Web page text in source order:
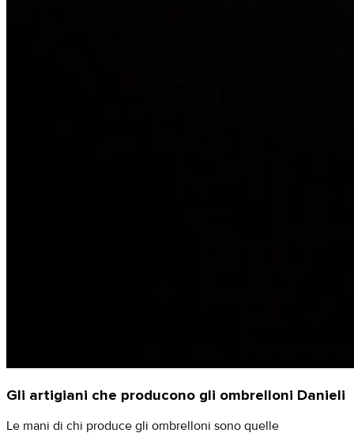
Gli artigiani che producono gli ombrelloni Danieli
Le mani di chi produce gli ombrelloni sono quelle